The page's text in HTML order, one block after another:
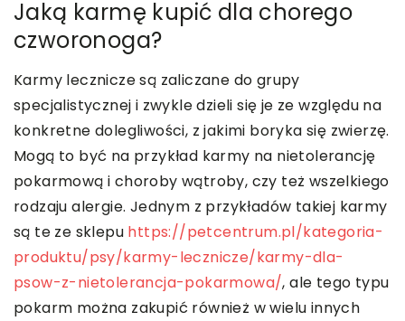
Jaką karmę kupić dla chorego
czworonoga?
Karmy lecznicze są zaliczane do grupy
specjalistycznej i zwykle dzieli się je ze względu na
konkretne dolegliwości, z jakimi boryka się zwierzę.
Mogą to być na przykład karmy na nietolerancję
pokarmową i choroby wątroby, czy też wszelkiego
rodzaju alergie. Jednym z przykładów takiej karmy
są te ze sklepu https://petcentrum.pl/kategoria-
produktu/psy/karmy-lecznicze/karmy-dla-
psow-z-nietolerancja-pokarmowa/, ale tego typu
pokarm można zakupić również w wielu innych